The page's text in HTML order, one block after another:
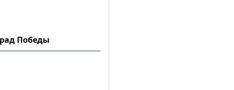
Победы